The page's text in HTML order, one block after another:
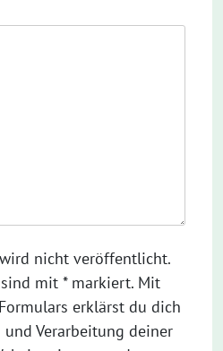
nicht veröffentlicht.
mit * markiert. Mit
erklärst du dich
Verarbeitung deiner